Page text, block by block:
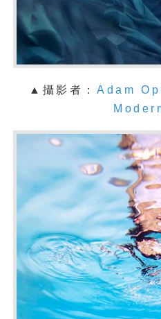
▲攝影者：Adam